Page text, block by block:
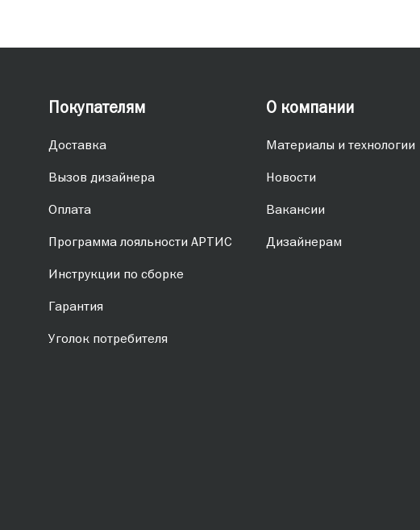
Покупателям
Доставка
Вызов дизайнера
Оплата
Программа лояльности АРТИС
Инструкции по сборке
Гарантия
Уголок потребителя
О компании
Материалы и технологии
Новости
Вакансии
Дизайнерам